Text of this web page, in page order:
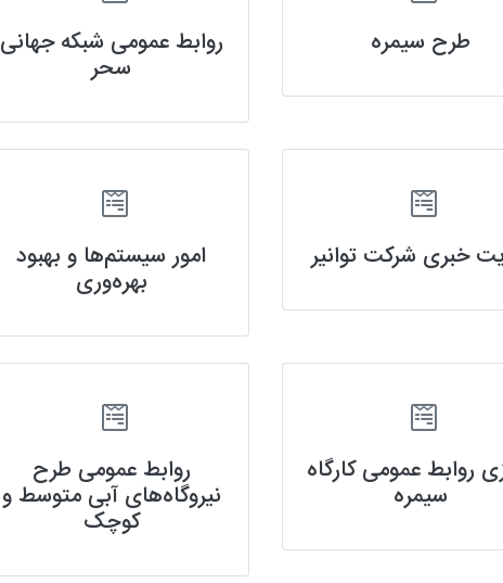
طرح سیمره روابط عمومی شبکه جهانی
سحر
خبری شرکت توانیر امور سیستم‌ها و بهبود
بهره‌وری
روابط عمومی کارگاه
سیمره
روابط عمومی طرح
نیروگاه‌های آبی متوسط و
کوچک